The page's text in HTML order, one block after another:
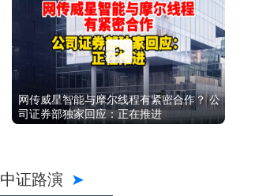
网传威星智能与摩尔线程有紧密合作？ 公
司证券部独家回应：正在推进
中证路演